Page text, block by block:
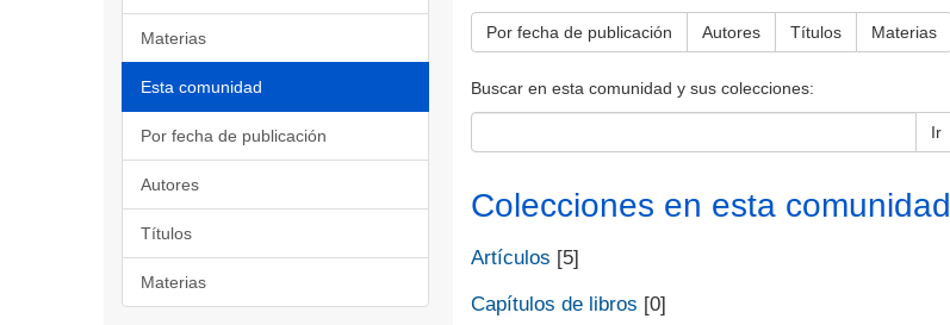
Materias
Esta comunidad
Por fecha de publicación
Autores
Títulos
Materias
Por fecha de publicación Autores Títulos Materias
Buscar en esta comunidad y sus colecciones:
Ir
Colecciones en esta comunidad
Artículos [5]
Capítulos de libros [0]